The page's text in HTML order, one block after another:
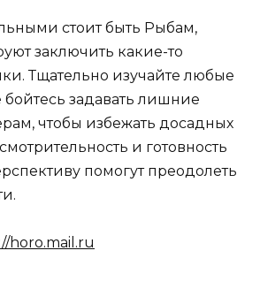
стоит быть Рыбам,
заключить какие-то
Тщательно изучайте любые
задавать лишние
чтобы избежать досадных
и готовность
помогут преодолеть
horo.mail.ru